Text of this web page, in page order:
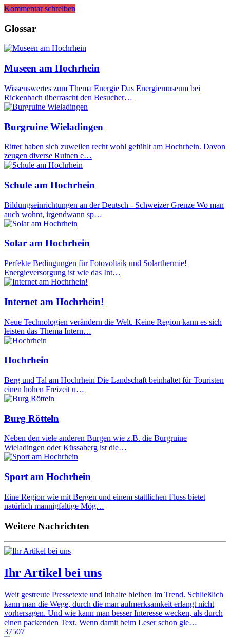
Kommentar schreiben
Glossar
Museen am Hochrhein
Wissenswertes zum Thema Energie Das Energiemuseum bei
Rickenbach überrascht den Besucher…
Burgruine Wieladingen
Ritter haben sich zuweilen recht wohl gefühlt am Hochrhein. Davon
zeugen diverse Ruinen e…
Schule am Hochrhein
Bildungseinrichtungen an der Deutsch - Schweizer Grenze Wo man
auch wohnt, irgendwann sp…
Solar am Hochrhein
Perfekte Bedingungen für Fotovoltaik und Solarthermie!
Energieversorgung ist wie das Int…
Internet am Hochrhein!
Neue Technologien verändern die Welt. Keine Region kann es sich
leisten das Thema Intern…
Hochrhein
Berg und Tal am Hochrhein Die Landschaft beinhaltet für Touristen
einen hohen Freizeit u…
Burg Rötteln
Neben den viele anderen Burgen wie z.B. die Burgruine
Wieladingen oder Küssaberg ist die…
Sport am Hochrhein
Eine Region wie mit Bergen und einem stattlichen Fluss bietet
natürlich mannigfaltige Mög…
Weitere Nachrichten
Ihr Artikel bei uns
Weit gestreute Pressetexte und Inhalte bleiben im Trend. Schließlich
kann man die Wege, durch die man aufmerksamkeit erlangt nicht
vorhersagen. Und wie kann man besser Interesse wecken, als durch
einen packenden Text. Wenn damit beim Leser schon gle…
37507